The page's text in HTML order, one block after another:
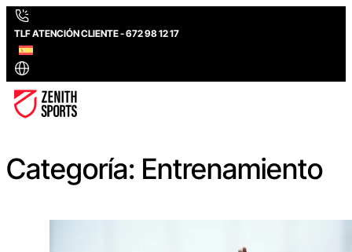
TLF ATENCIÓN CLIENTE - 672 98 12 17
Categoría: Entrenamiento